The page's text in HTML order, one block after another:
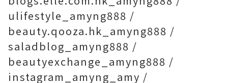
ulifestyle_amyng888 /
beauty.qooza.hk_amyng888 /
saladblog_amyng888 /
beautyexchange_amyng888 /
instagram_amyng_amy /